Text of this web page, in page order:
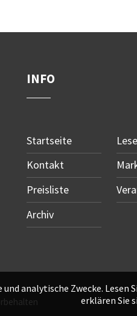
INFO
Startseite
Kontakt
Preisliste
Archiv
analytische Zwecke. Lesen
erklären Sie